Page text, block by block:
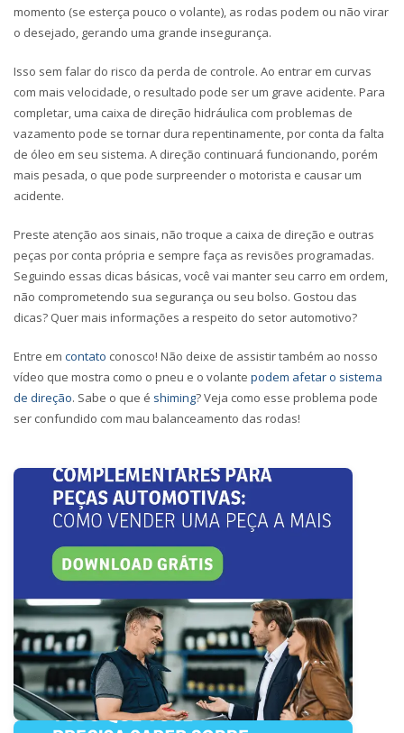
momento (se esterça pouco o volante), as rodas podem ou não virar
o desejado, gerando uma grande insegurança.
Isso sem falar do risco da perda de controle. Ao entrar em curvas
com mais velocidade, o resultado pode ser um grave acidente. Para
completar, uma caixa de direção hidráulica com problemas de
vazamento pode se tornar dura repentinamente, por conta da falta
de óleo em seu sistema. A direção continuará funcionando, porém
mais pesada, o que pode surpreender o motorista e causar um
acidente.
Preste atenção aos sinais, não troque a caixa de direção e outras
peças por conta própria e sempre faça as revisões programadas.
Seguindo essas dicas básicas, você vai manter seu carro em ordem,
não comprometendo sua segurança ou seu bolso. Gostou das
dicas? Quer mais informações a respeito do setor automotivo?
Entre em contato conosco! Não deixe de assistir também ao nosso
vídeo que mostra como o pneu e o volante podem afetar o sistema
de direção. Sabe o que é shiming? Veja como esse problema pode
ser confundido com mau balanceamento das rodas!